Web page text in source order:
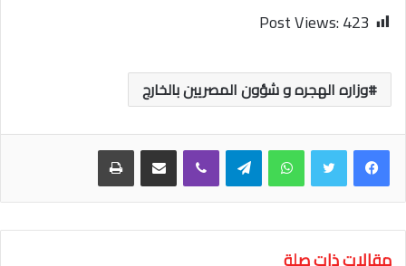
Post Views:423
وزاره الهجره و شؤون المصريين بالخارج
واتساب تيلقرام
مقالات ذات صلة